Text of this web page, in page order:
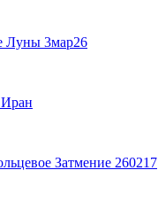
Луны 3мар26
Иран
Затмение 260217